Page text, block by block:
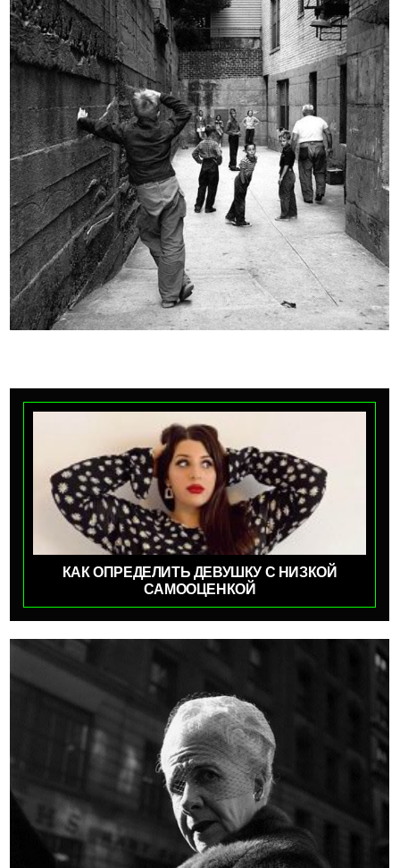
КАК ОПРЕДЕЛИТЬ ДЕВУШКУ С НИЗКОЙ
САМООЦЕНКОЙ